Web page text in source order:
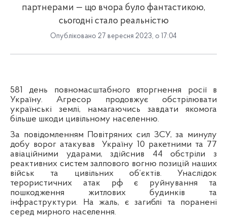
партнерами — що вчора було фантастикою,
сьогодні стало реальністю
Опубліковано 27 вересня 2023, о 17:04
581 день повномасштабного вторгнення росії в
Україну. Агресор продовжує обстрілювати
українські землі, намагаючись завдати якомога
більше шкоди цивільному населенню.
За повідомленням Повітряних сил ЗСУ, за минулу
добу ворог атакував
Україну 10 ракетними та 77
авіаційними ударами, здійснив 44 обстріли з
реактивних систем залпового вогню позицій наших
військ та цивільних об’єктів. Унаслідок
терористичних атак рф є руйнування та
пошкодження житлових будинків та
інфраструктури. На жаль, є загиблі та поранені
серед мирного населення.